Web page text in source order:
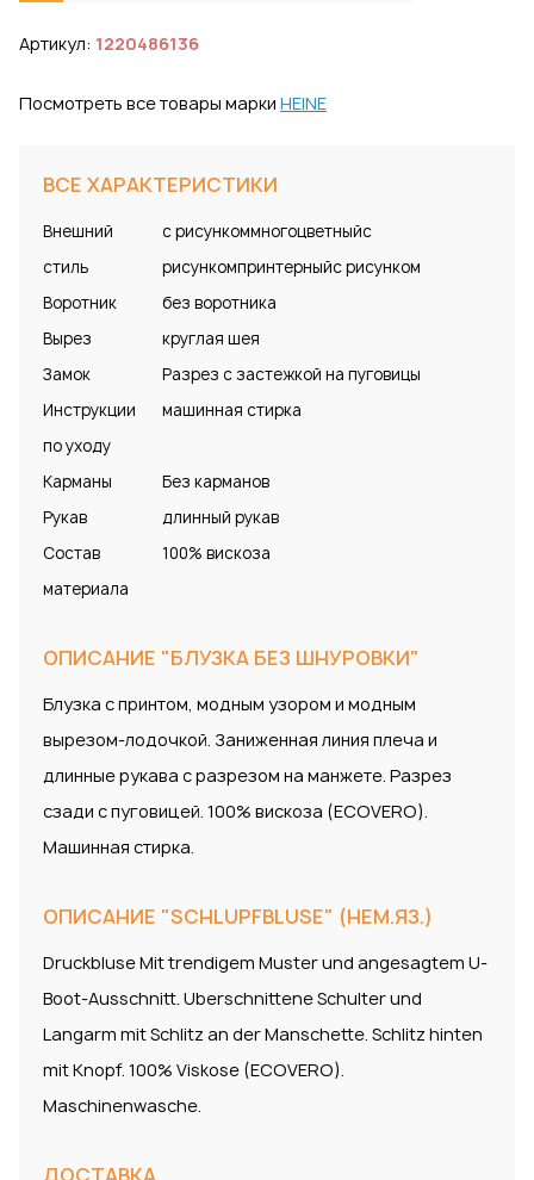
Артикул: 1220486136
Посмотреть все товары марки HEINE
ВСЕ ХАРАКТЕРИСТИКИ
Внешний
стиль
с рисункоммногоцветныйс
рисункомпринтерныйс рисунком
Воротник
без воротника
Вырез
круглая шея
Замок
Разрез с застежкой на пуговицы
Инструкции
по уходу
машинная стирка
Карманы
Без карманов
Рукав
длинный рукав
Состав
материала
100% вискоза
ОПИСАНИЕ "БЛУЗКА БЕЗ ШНУРОВКИ"
Блузка с принтом, модным узором и модным
вырезом-лодочкой. Заниженная линия плеча и
длинные рукава с разрезом на манжете. Разрез
сзади с пуговицей. 100% вискоза (ECOVERO).
Машинная стирка.
ОПИСАНИЕ "SCHLUPFBLUSE" (НЕМ.ЯЗ.)
Druckbluse Mit trendigem Muster und angesagtem U-
Boot-Ausschnitt. Uberschnittene Schulter und
Langarm mit Schlitz an der Manschette. Schlitz hinten
mit Knopf. 100% Viskose (ECOVERO).
Maschinenwasche.
ДОСТАВКА